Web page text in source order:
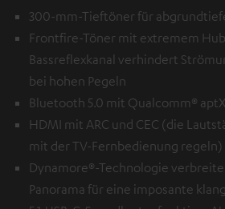
300-mm-Tieftöner für
Frontfire-Töner mit extremem
Bassreflexkanal verhindert
bei hohen Pegeln
Bluetooth 5.0 mit Qualcomm®
HDMI mit ARC und CEC (die
mit der TV-Fernbedienung regeln)
Dynamore®-Technologie
Panorama für eine imposante